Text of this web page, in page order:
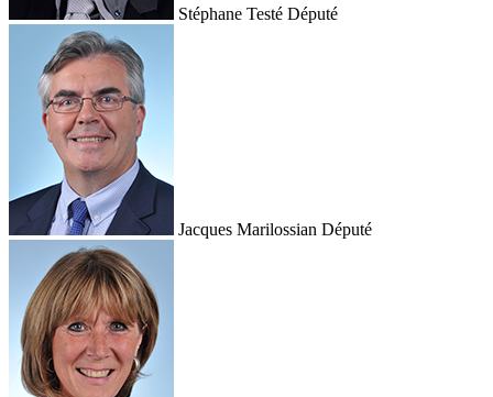
Stéphane Testé Député
Jacques Marilossian Député